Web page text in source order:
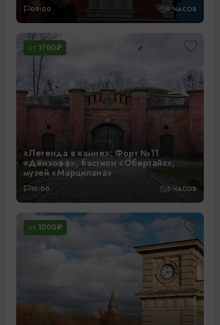
09:00 9 ЧАСОВ
ОТ 1700₽
«Легенда в камне»: Форт №11
«Дёнхофф», бастион «Обертайх »,
музей «Марципана»
10:00 5 ЧАСОВ
ОТ 1000₽